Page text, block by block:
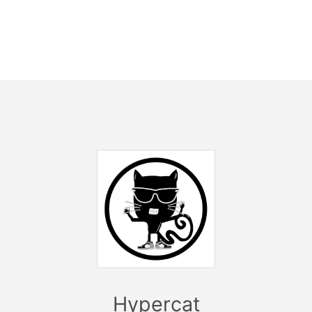
Es wird groß, es wird laut und absolut durchgeknallt!
Hypercat